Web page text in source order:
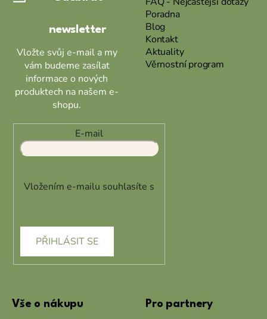
newsletter
Vložte svůj e-mail a my
vám budeme zasílat
informace o nových
produktech na našem e-
shopu.
E-mail
Vložením e-mailu souhlasíte s
PŘIHLÁSIT SE
Poradna
Blog
Kontakt
Aktuality
Věrnostní program
Vše o nákupu Pro partnery